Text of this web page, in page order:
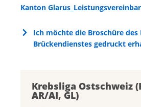
Kanton
Ich möchte die Broschüre des
Brückendienstes gedruckt
Krebsliga Ostschweiz
AR/AI, GL)